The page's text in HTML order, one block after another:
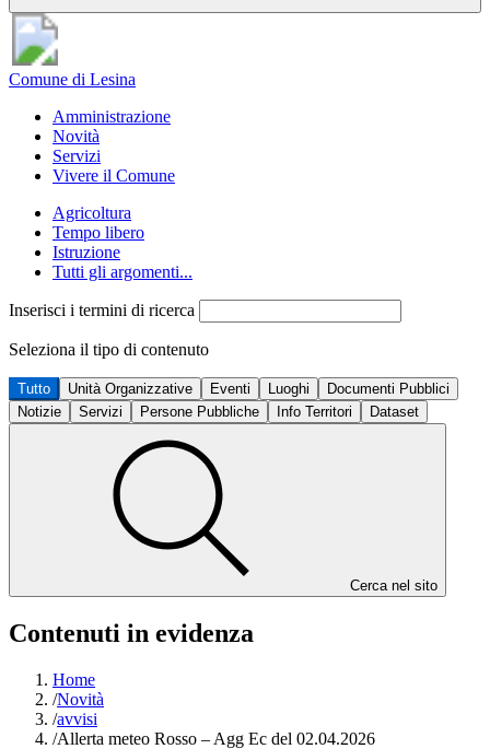
Comune di Lesina
Amministrazione
Novità
Servizi
Vivere il Comune
Agricoltura
Tempo libero
Istruzione
Tutti gli argomenti...
Inserisci i termini di ricerca
Seleziona il tipo di contenuto
Tutto Unità Organizzative Eventi Luoghi
Documenti Pubblici
Notizie
Servizi Persone Pubbliche Info Territori Dataset
Cerca nel sito
Contenuti in evidenza
Home
/Novità
/avvisi
/Allerta meteo Rosso – Agg Ec del 02.04.2026